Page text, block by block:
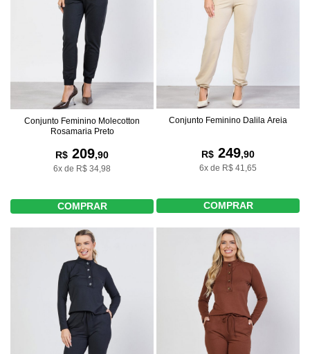
Conjunto Feminino Molecotton
Rosamaria Preto
R$ 209,90
6x de R$ 34,98
COMPRAR
Conjunto Feminino Dalila Areia
R$ 249,90
6x de R$ 41,65
COMPRAR